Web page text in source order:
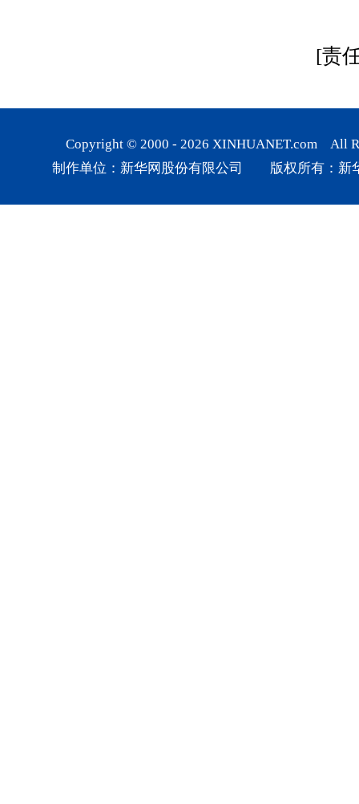
[责
Copyright © 2000 - 2026 XINHUANET.com All
制作单位：新华网股份有限公司 版权所有：新